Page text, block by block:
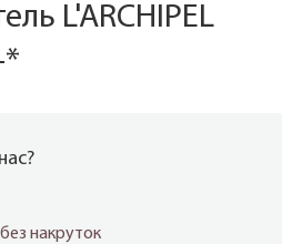
L'ARCHIPEL
накруток